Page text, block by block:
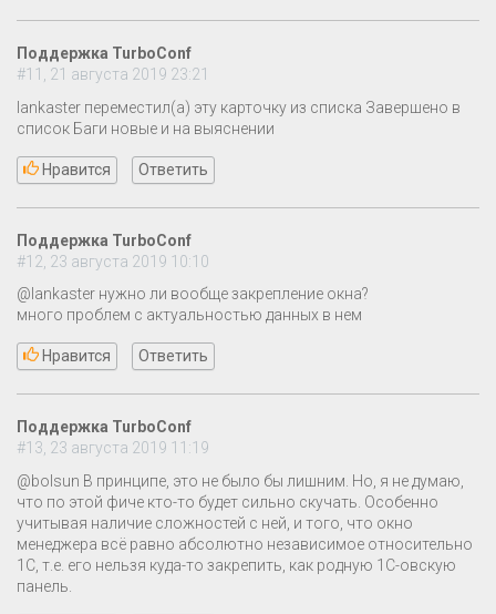
Поддержка TurboConf
#11, 21 августа 2019 23:21
lankaster переместил(а) эту карточку из списка Завершено в
список Баги новые и на выяснении
Нравится Ответить
Поддержка TurboConf
#12, 23 августа 2019 10:10
@lankaster нужно ли вообще закрепление окна?
много проблем с актуальностью данных в нем
Нравится Ответить
Поддержка TurboConf
#13, 23 августа 2019 11:19
@bolsun В принципе, это не было бы лишним. Но, я не думаю,
что по этой фиче кто-то будет сильно скучать. Особенно
учитывая наличие сложностей с ней, и того, что окно
менеджера всё равно абсолютно независимое относительно
1С, т.е. его нельзя куда-то закрепить, как родную 1С-овскую
панель.